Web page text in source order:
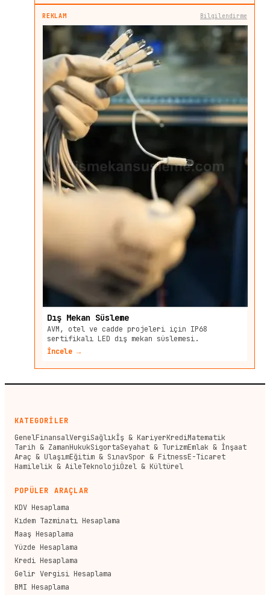
REKLAM Bilgilendirme
Dış Mekan Süsleme
AVM, otel ve cadde projeleri için IP68
sertifikalı LED dış mekan süslemesi.
İncele →
KATEGORİLER
GenelFinansalVergiSağlıkİş & KariyerKrediMatematik
Tarih & ZamanHukukSigortaSeyahat & TurizmEmlak & İnşaat
Araç & UlaşımEğitim & SınavSpor & FitnessE-Ticaret
Hamilelik & AileTeknolojiÖzel & Kültürel
POPÜLER ARAÇLAR
KDV Hesaplama
Kıdem Tazminatı Hesaplama
Maaş Hesaplama
Yüzde Hesaplama
Kredi Hesaplama
Gelir Vergisi Hesaplama
BMI Hesaplama